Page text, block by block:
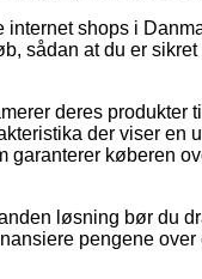
shops i
sådan at du er
deres produkter
der viser en
garanterer køberen
løsning bør du
pengene